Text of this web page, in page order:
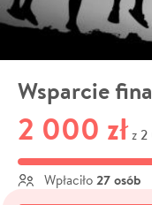
Wsparcie
2 000 zł z 2
Wpłaciło 27 osób